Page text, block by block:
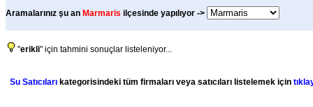
Aramalarınız şu an Marmaris ilçesinde yapılıyor ->
"erikli" için tahmini sonuçlar listeleniyor...
Su Satıcıları kategorisindeki tüm firmaları veya satıcıları listelemek için